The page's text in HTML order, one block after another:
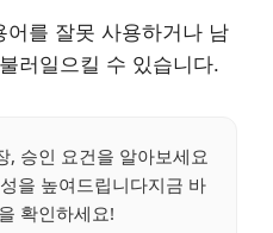
어를 잘못 사용하거나 남
러일으킬 수 있습니다.
, 승인 요건을 알아보세요
을 높여드립니다지금 바
확인하세요!